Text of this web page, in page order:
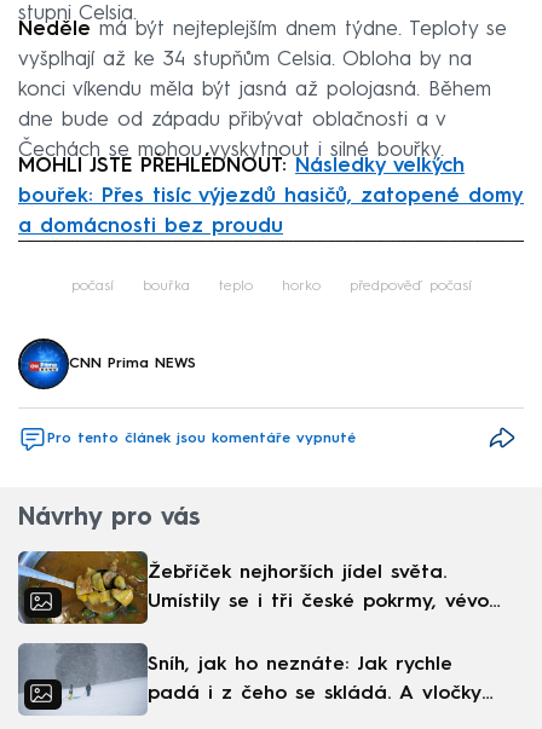
stupni Celsia.
Neděle má být nejteplejším dnem týdne. Teploty se
vyšplhají až ke 34 stupňům Celsia. Obloha by na
konci víkendu měla být jasná až polojasná. Během
dne bude od západu přibývat oblačnosti a v
Čechách se mohou vyskytnout i silné bouřky.
MOHLI JSTE PŘEHLÉDNOUT:
Následky velkých
bouřek: Přes tisíc výjezdů hasičů, zatopené domy
a domácnosti bez proudu
počasí bouřka teplo horko předpověď počasí
CNN Prima NEWS
Pro tento článek jsou komentáře vypnuté
Návrhy pro vás
Žebříček nejhorších jídel světa.
Umístily se i tři české pokrmy, vévodí
Sníh, jak ho neznáte: Jak rychle
padá i z čeho se skládá. A vločky